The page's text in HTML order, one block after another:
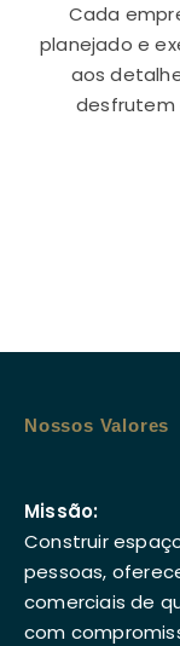
Cada
planejado e
aos
desfrutem
Nossos Valores
Missão:
Construir
pessoas,
comerciais de
com